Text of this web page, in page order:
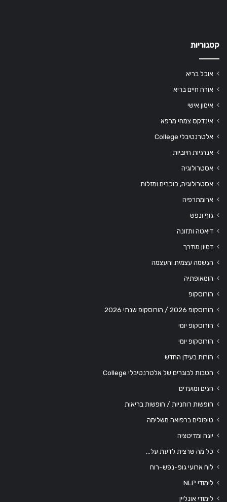
קטגוריות
אוכל בריא
אורח חיים בריא
אימון אישי
אינדקס צמחי מרפא
אלטרנטיבלי College
אנרגיות חיוביות
אסטרולוגיה
אסטרולוגיה, כוכבים ומזלות
ארומתרפיה
גוף ונפש
דיאטה ותזונה
דמיון מודרך
הגשמה עצמית והעצמה
הומאופתיה
הורוסקופ
הורוסקופ 2026 / הורוסקופ שנתי 2026
הורוסקופ יומי
הורוסקופ יומי
הורות בעידן החדש
הטבות לבוגרים של אלטרנטיבלי College
חגים ומועדים
חופשות רוחניות / חופשות בריאות
טיפולים ברפואה משלימה
יוגה ומדיטציה
כל מה שרצית לדעת על…
לוח ארועי גופ-נפש-רוח
לימודי NLP
לימודי אונליין